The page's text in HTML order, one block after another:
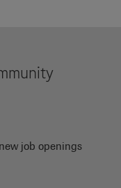
job openings